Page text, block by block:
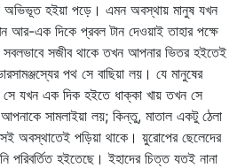
অভিভূত হইয়া পড়ে। এমন অবস্থায় মানুষ যখন
আর-এক দিকে প্রবল টান দেওয়াই তাহার পক্ষে
সবলভাবে সজীব থাকে তখন আপনার ভিতর হইতেই
পথ সে বাছিয়া লয়। যে মানুষের
যখন এক দিক হইতে ধাক্কা খায় তখন সে
সামলাইয়া লয়; কিন্তু, মাতাল একটু ঠেলা
অবস্থাতেই পড়িয়া থাকে। য়ুরোপের ছেলেদের
পরিবর্তিত হইতেছে। ইহাদের চিত্ত যতই নানা